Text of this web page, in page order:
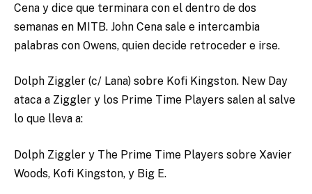
Cena y dice que terminara con el dentro de dos
semanas en MITB. John Cena sale e intercambia
palabras con Owens, quien decide retroceder e irse.
Dolph Ziggler (c/ Lana) sobre Kofi Kingston. New Day
ataca a Ziggler y los Prime Time Players salen al salve
lo que lleva a:
Dolph Ziggler y The Prime Time Players sobre Xavier
Woods, Kofi Kingston, y Big E.